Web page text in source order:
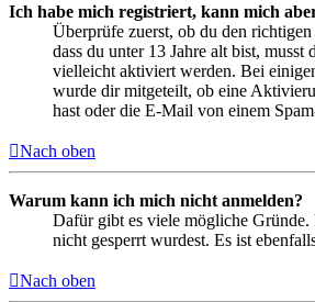
Ich habe mich registriert, kann mich
Überprüfe zuerst, ob du den
dass du unter 13 Jahre alt bist,
vielleicht aktiviert werden. Bei
wurde dir mitgeteilt, ob eine
hast oder die E-Mail von einem
Nach oben
Warum kann ich mich nicht anmelden?
Dafür gibt es viele mögliche Gründe.
nicht gesperrt wurdest. Es ist
Nach oben